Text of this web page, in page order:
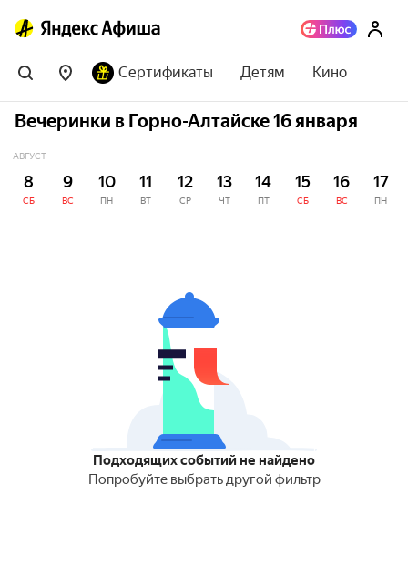
Сертификаты Детям Кино
Вечеринки в Горно-Алтайске 16 января
АВГУСТ
8
СБ
9
ВС
10
ПН
11
ВТ
12
СР
13
ЧТ
14
ПТ
15
СБ
16
ВС
17
ПН
Подходящих событий не найдено
Попробуйте выбрать другой фильтр